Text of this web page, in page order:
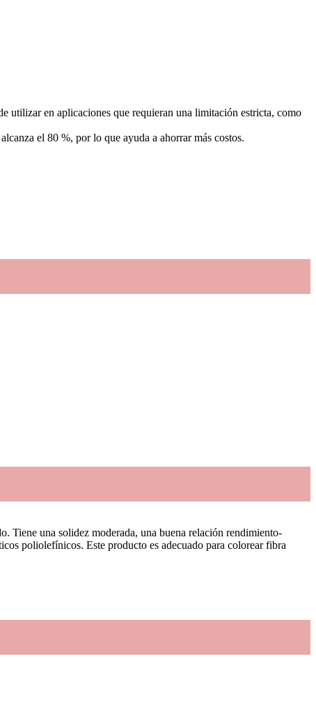
utilizar en aplicaciones que requieran una limitación estricta, como
el 80 %, por lo que ayuda a ahorrar más costos.
Tiene una solidez moderada, una buena relación rendimiento-
poliolefínicos. Este producto es adecuado para colorear fibra